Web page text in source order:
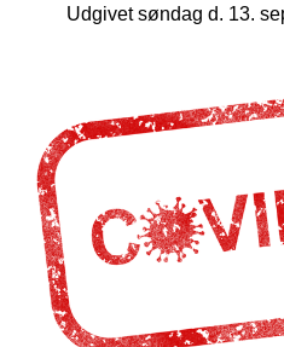
Udgivet søndag d. 13.